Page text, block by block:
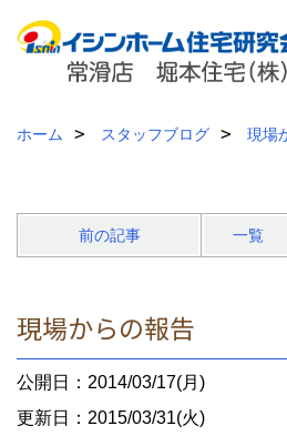
ホーム スタッフブログ 現場
前の記事 一覧
現場からの報告
公開日：2014/03/17(月)
更新日：2015/03/31(火)